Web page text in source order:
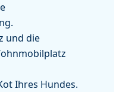
und die
Ihres Hundes.